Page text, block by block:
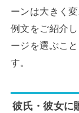
ーンは大きく
例文をご紹介
ージを選ぶこ
す。
彼氏・彼女に